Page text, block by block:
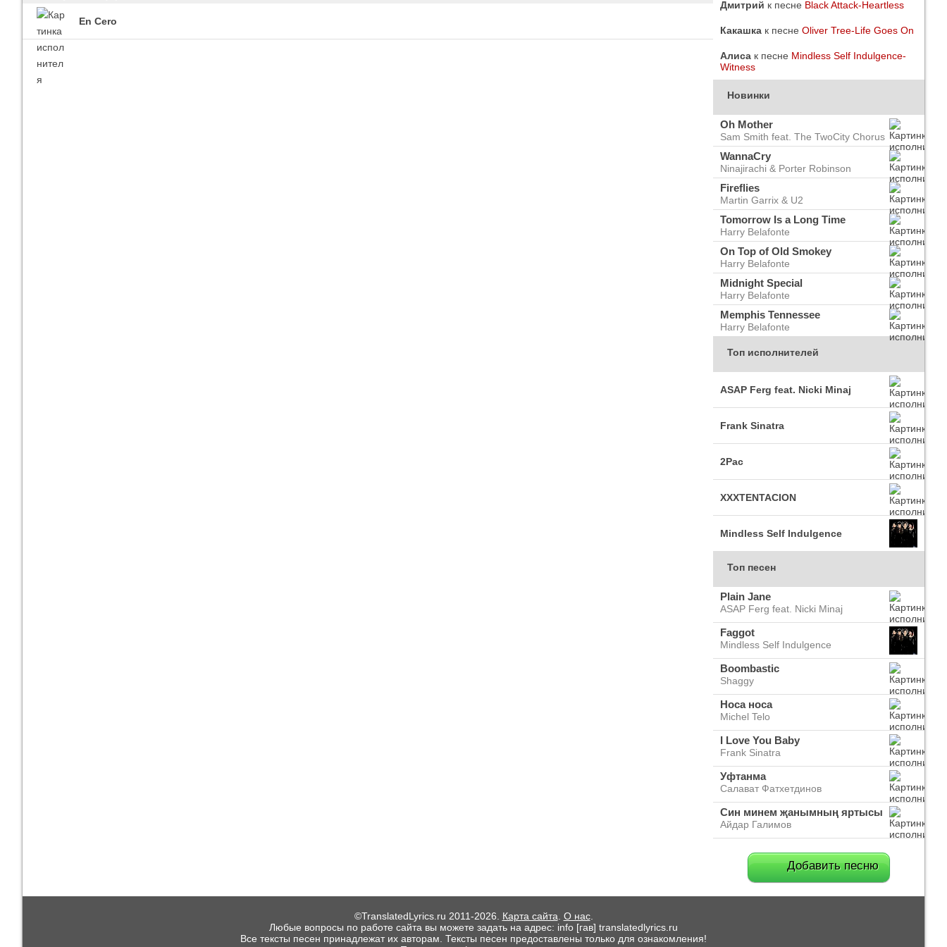
En Cero
Дмитрий к песне Black Attack-Heartless
Какашка к песне Oliver Tree-Life Goes On
Алиса к песне Mindless Self Indulgence-
Witness
Новинки
Oh Mother
Sam Smith feat. The TwoCity Chorus
WannaCry
Ninajirachi & Porter Robinson
Fireflies
Martin Garrix & U2
Tomorrow Is a Long Time
Harry Belafonte
On Top of Old Smokey
Harry Belafonte
Midnight Special
Harry Belafonte
Memphis Tennessee
Harry Belafonte
Топ исполнителей
ASAP Ferg feat. Nicki Minaj
Frank Sinatra
2Pac
XXXTENTACION
Mindless Self Indulgence
Топ песен
Plain Jane
ASAP Ferg feat. Nicki Minaj
Faggot
Mindless Self Indulgence
Boombastic
Shaggy
Носа носа
Michel Telo
I Love You Baby
Frank Sinatra
Уфтанма
Салават Фатхетдинов
Син минем җанымның яртысы
Айдар Галимов
Добавить песню
©TranslatedLyrics.ru 2011-2026. Карта сайта О нас.
Любые вопросы по работе сайта вы можете задать на адрес: info [гав] translatedlyrics.ru
Все тексты песен принадлежат их авторам. Тексты песен предоставлены только для ознакомления!